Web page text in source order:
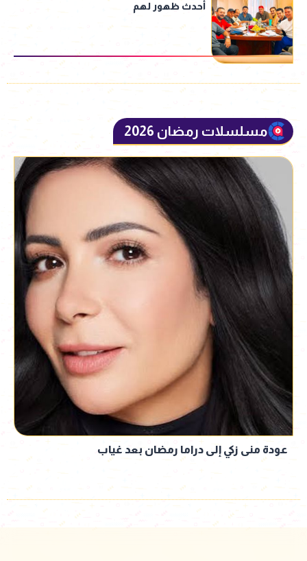
أحدث ظهور لهم
مسلسلات رمضان 2026
عودة منى زكي إلى دراما رمضان بعد غياب